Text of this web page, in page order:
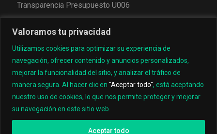
Valoramos tu privacidad
Utilizamos cookies para optimizar su experiencia de
navegación, ofrecer contenido y anuncios personalizados,
mejorar la funcionalidad del sitio, y analizar el tráfico de
manera segura. Al hacer clic en "Aceptar todo", está aceptando
nuestro uso de cookies, lo que nos permite proteger y mejorar
su navegación en este sitio web.
Aceptar todo
Transparencia Presupuesto U006
© 2022, Universidad Tecnológica de los Valles Centrales
de Oaxaca